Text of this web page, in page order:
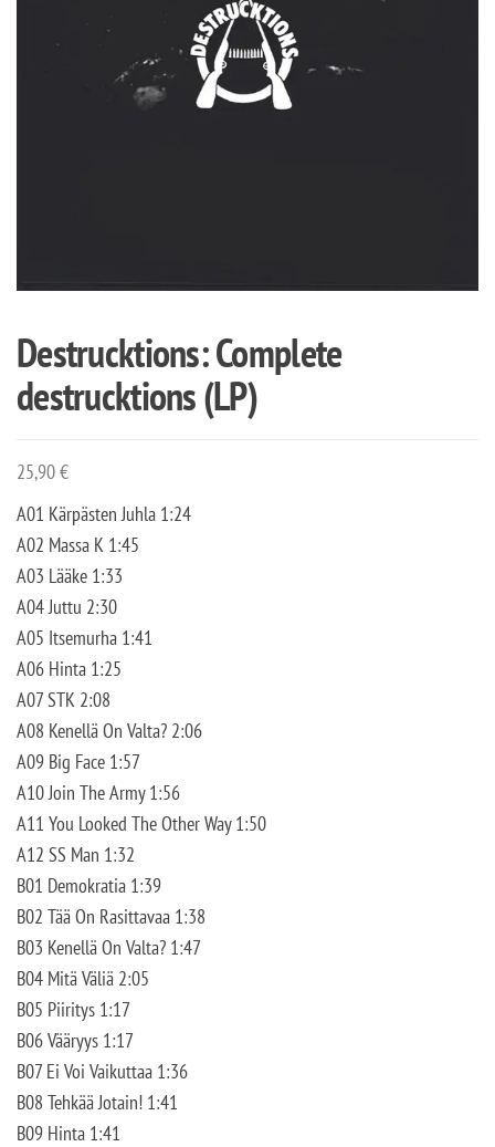
Destrucktions: Complete
destrucktions (LP)
25,90€
A01 Kärpästen Juhla 1:24
A02 Massa K 1:45
A03 Lääke 1:33
A04 Juttu 2:30
A05 Itsemurha 1:41
A06 Hinta 1:25
A07 STK 2:08
A08 Kenellä On Valta? 2:06
A09 Big Face 1:57
A10 Join The Army 1:56
A11 You Looked The Other Way 1:50
A12 SS Man 1:32
B01 Demokratia 1:39
B02 Tää On Rasittavaa 1:38
B03 Kenellä On Valta? 1:47
B04 Mitä Väliä 2:05
B05 Piiritys 1:17
B06 Vääryys 1:17
B07 Ei Voi Vaikuttaa 1:36
B08 Tehkää Jotain! 1:41
B09 Hinta 1:41